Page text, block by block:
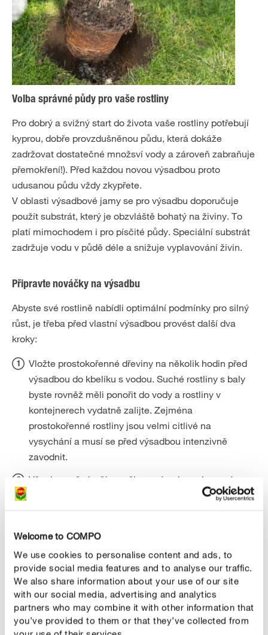
Welcome to COMPO
We use cookies to personalise content and ads, to
provide social media features and to analyse our traffic.
We also share information about your use of our site
with our social media, advertising and analytics
partners who may combine it with other information that
you’ve provided to them or that they’ve collected from
Volba správné půdy pro vaše rostliny
Pro dobrý a svižný start do života vaše rostliny potřebují
kyprou, dobře provzdušněnou půdu, která dokáže
zadržovat dostatečné množsví vody a zároveň zabraňuje
přemokření!). Před každou novou výsadbou proto
udusanou půdu vždy zkypřete.
V oblasti výsadbové jamy se pro výsadbu doporučuje
použít substrát, který je obzvláště bohatý na živiny. To
platí mimochodem i pro písčité půdy. Speciální substrát
zadržuje vodu v půdě déle a snižuje vyplavování živin.
Připravte nováčky na výsadbu
Abyste své rostlině nabídli optimální podmínky pro silný
růst, je třeba před vlastní výsadbou provést další dva
kroky:
Vložte prostokořenné dřeviny na několik hodin před
výsadbou do kbelíku s vodou. Suché rostliny s baly
byste rovněž měli ponořit do vody a rostliny v
kontejnerech vydatně zalijte. Zejména
prostokořenné rostliny jsou velmi citlivé na
vysychání a musí se před výsadbou intenzivně
zavodnit.
Všechny, především poškozené nebo nalomené
kořeny prostokořenných dřevin seřízněte ostrými
pro absorpci živin.